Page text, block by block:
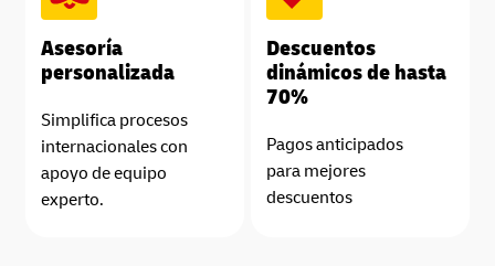
Asesoría
personalizada
Simplifica procesos
internacionales con
apoyo de equipo
experto.
Descuentos
dinámicos de hasta
70%
Pagos anticipados
para mejores
descuentos